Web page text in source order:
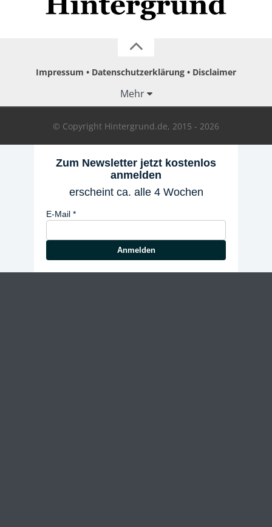
Impressum Datenschutzerklärung Disclaimer
Mehr
© Copyright Hintergrund.de, 2015 - 2026
Zum Newsletter jetzt kostenlos
anmelden
erscheint ca. alle 4 Wochen
E-Mail
Anmelden